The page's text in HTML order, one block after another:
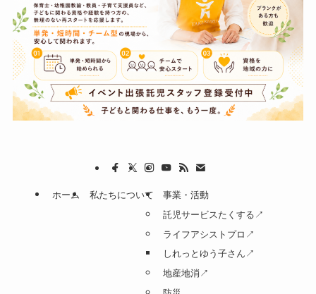
ホーム 私たちについて
事業・活動
託児サービスたくする↗
ライフアシストプロ↗
しれっとゆう子さん↗
地産地消↗